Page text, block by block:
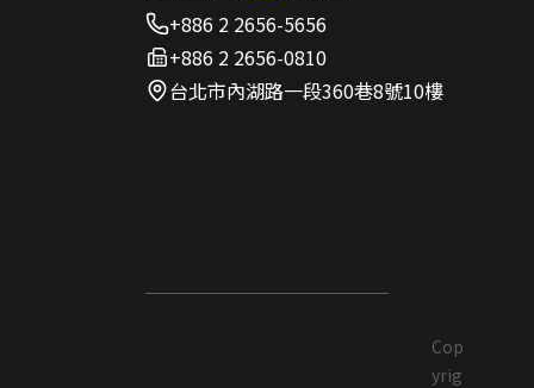
+886 2 2656-5656
+886 2 2656-0810
台北市內湖路一段360巷8號10樓
Cop
yrig